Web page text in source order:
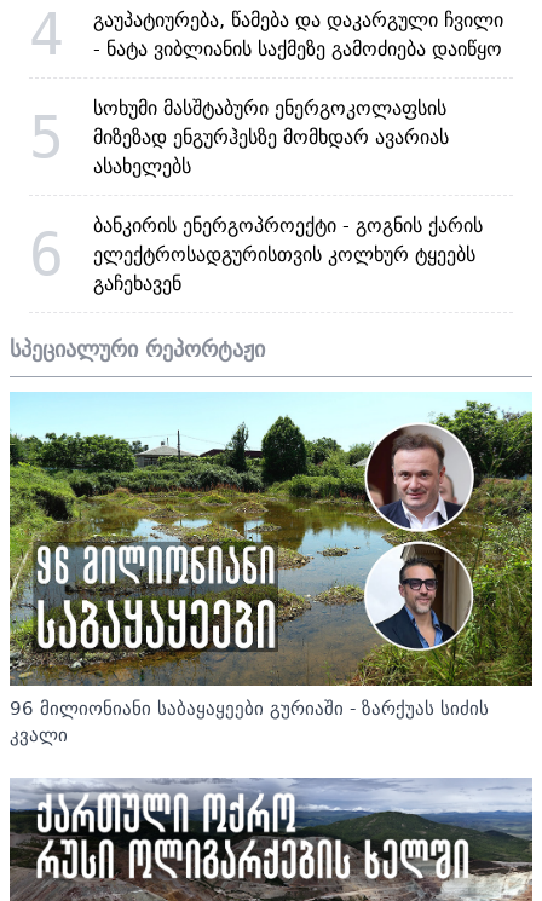
4
გაუპატიურება, წამება და დაკარგული ჩვილი
- ნატა ვიბლიანის საქმეზე გამოძიება დაიწყო
5
სოხუმი მასშტაბური ენერგოკოლაფსის
მიზეზად ენგურჰესზე მომხდარ ავარიას
ასახელებს
6
ბანკირის ენერგოპროექტი - გოგნის ქარის
ელექტროსადგურისთვის კოლხურ ტყეებს
გაჩეხავენ
სპეციალური რეპორტაჟი
96 მილიონიანი საბაყაყეები გურიაში - ზარქუას სიძის
კვალი